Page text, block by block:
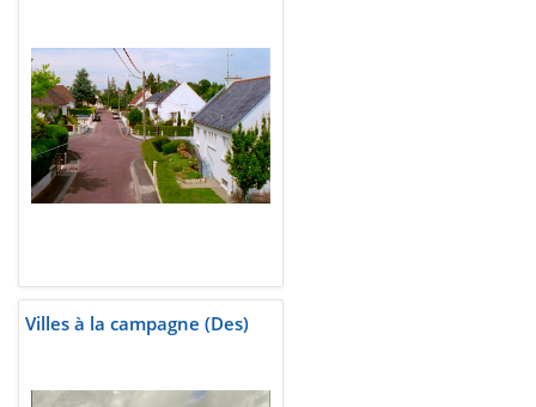
Villes à la campagne (Des)